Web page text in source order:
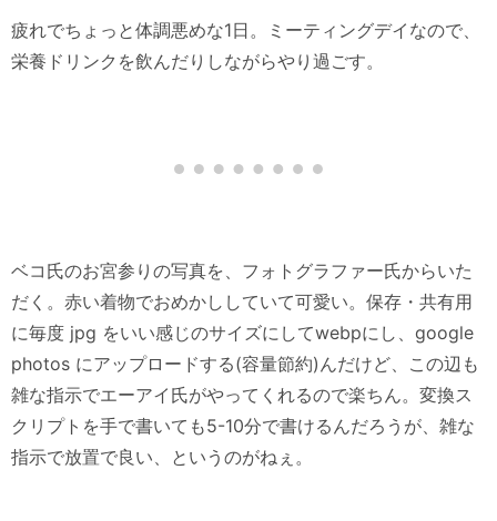
疲れでちょっと体調悪めな1日。ミーティングデイなので、
栄養ドリンクを飲んだりしながらやり過ごす。
ベコ氏のお宮参りの写真を、フォトグラファー氏からいた
だく。赤い着物でおめかししていて可愛い。保存・共有用
に毎度 jpg をいい感じのサイズにしてwebpにし、google
photos にアップロードする(容量節約)んだけど、この辺も
雑な指示でエーアイ氏がやってくれるので楽ちん。変換ス
クリプトを手で書いても5-10分で書けるんだろうが、雑な
指示で放置で良い、というのがねぇ。